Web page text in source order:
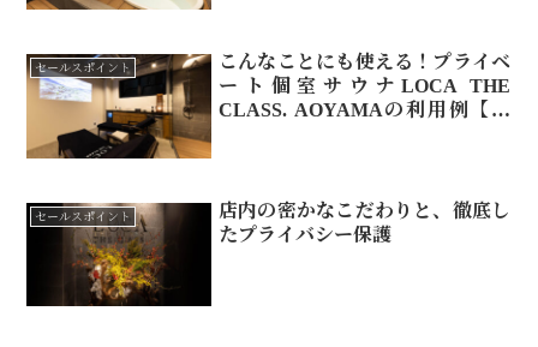
セールスポイント
こんなことにも使える！プライベ
ート個室サウナLOCA THE
CLASS. AOYAMAの利用例【お
セールスポイント
店内の密かなこだわりと、徹底し
たプライバシー保護